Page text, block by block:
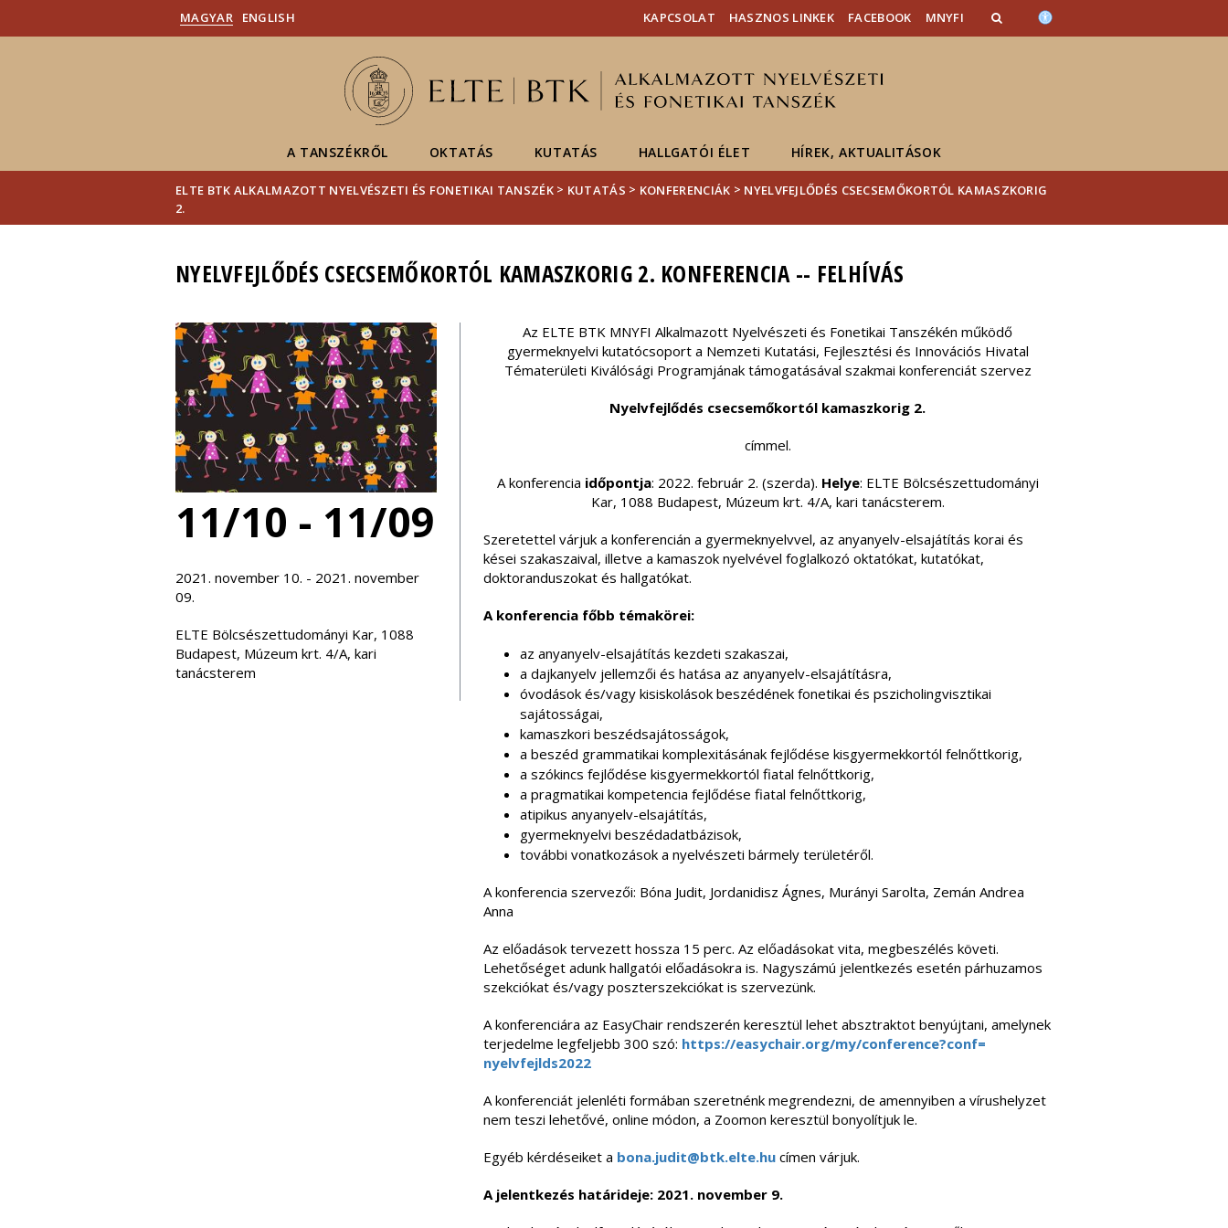
Hírek
Események
ELTE a
MAGYAR ENGLISH KAPCSOLAT HASZNOS LINKEK FACEBOOK MNYFI
A TANSZÉKRŐL OKTATÁS KUTATÁS HALLGATÓI ÉLET HÍREK, AKTUALITÁSOK
ELTE BTK ALKALMAZOTT NYELVÉSZETI ÉS FONETIKAI TANSZÉK > KUTATÁS > KONFERENCIÁK > NYELVFEJLŐDÉS CSECSEMŐKORTÓL KAMASZKORIG
2.
NYELVFEJLŐDÉS CSECSEMŐKORTÓL KAMASZKORIG 2. KONFERENCIA -- FELHÍVÁS
11/10 - 11/09
2021. november 10. - 2021. november
09.
ELTE Bölcsészettudományi Kar, 1088
Budapest, Múzeum krt. 4/A, kari
tanácsterem
Az ELTE BTK MNYFI Alkalmazott Nyelvészeti és Fonetikai Tanszékén működő
gyermeknyelvi kutatócsoport a Nemzeti Kutatási, Fejlesztési és Innovációs Hivatal
Tématerületi Kiválósági Programjának támogatásával szakmai konferenciát szervez
Nyelvfejlődés csecsemőkortól kamaszkorig 2.
címmel.
A konferencia időpontja: 2022. február 2. (szerda). Helye: ELTE Bölcsészettudományi
Kar, 1088 Budapest, Múzeum krt. 4/A, kari tanácsterem.
Szeretettel várjuk a konferencián a gyermeknyelvvel, az anyanyelv-elsajátítás korai és
kései szakaszaival, illetve a kamaszok nyelvével foglalkozó oktatókat, kutatókat,
doktoranduszokat és hallgatókat.
A konferencia főbb témakörei:
az anyanyelv-elsajátítás kezdeti szakaszai,
a dajkanyelv jellemzői és hatása az anyanyelv-elsajátításra,
óvodások és/vagy kisiskolások beszédének fonetikai és pszicholingvisztikai
sajátosságai,
kamaszkori beszédsajátosságok,
a beszéd grammatikai komplexitásának fejlődése kisgyermekkortól felnőttkorig,
a szókincs fejlődése kisgyermekkortól fiatal felnőttkorig,
a pragmatikai kompetencia fejlődése fiatal felnőttkorig,
atipikus anyanyelv-elsajátítás,
gyermeknyelvi beszédadatbázisok,
további vonatkozások a nyelvészeti bármely területéről.
A konferencia szervezői: Bóna Judit, Jordanidisz Ágnes, Murányi Sarolta, Zemán Andrea
Anna
Az előadások tervezett hossza 15 perc. Az előadásokat vita, megbeszélés követi.
Lehetőséget adunk hallgatói előadásokra is. Nagyszámú jelentkezés esetén párhuzamos
szekciókat és/vagy poszterszekciókat is szervezünk.
A konferenciára az EasyChair rendszerén keresztül lehet absztraktot benyújtani, amelynek
terjedelme legfeljebb 300 szó: https://easychair.org/my/conference?conf=
nyelvfejlds2022
A konferenciát jelenléti formában szeretnénk megrendezni, de amennyiben a vírushelyzet
nem teszi lehetővé, online módon, a Zoomon keresztül bonyolítjuk le.
Egyéb kérdéseiket a bona.judit@btk.elte.hucímen várjuk.
A jelentkezés határideje: 2021. november 9.